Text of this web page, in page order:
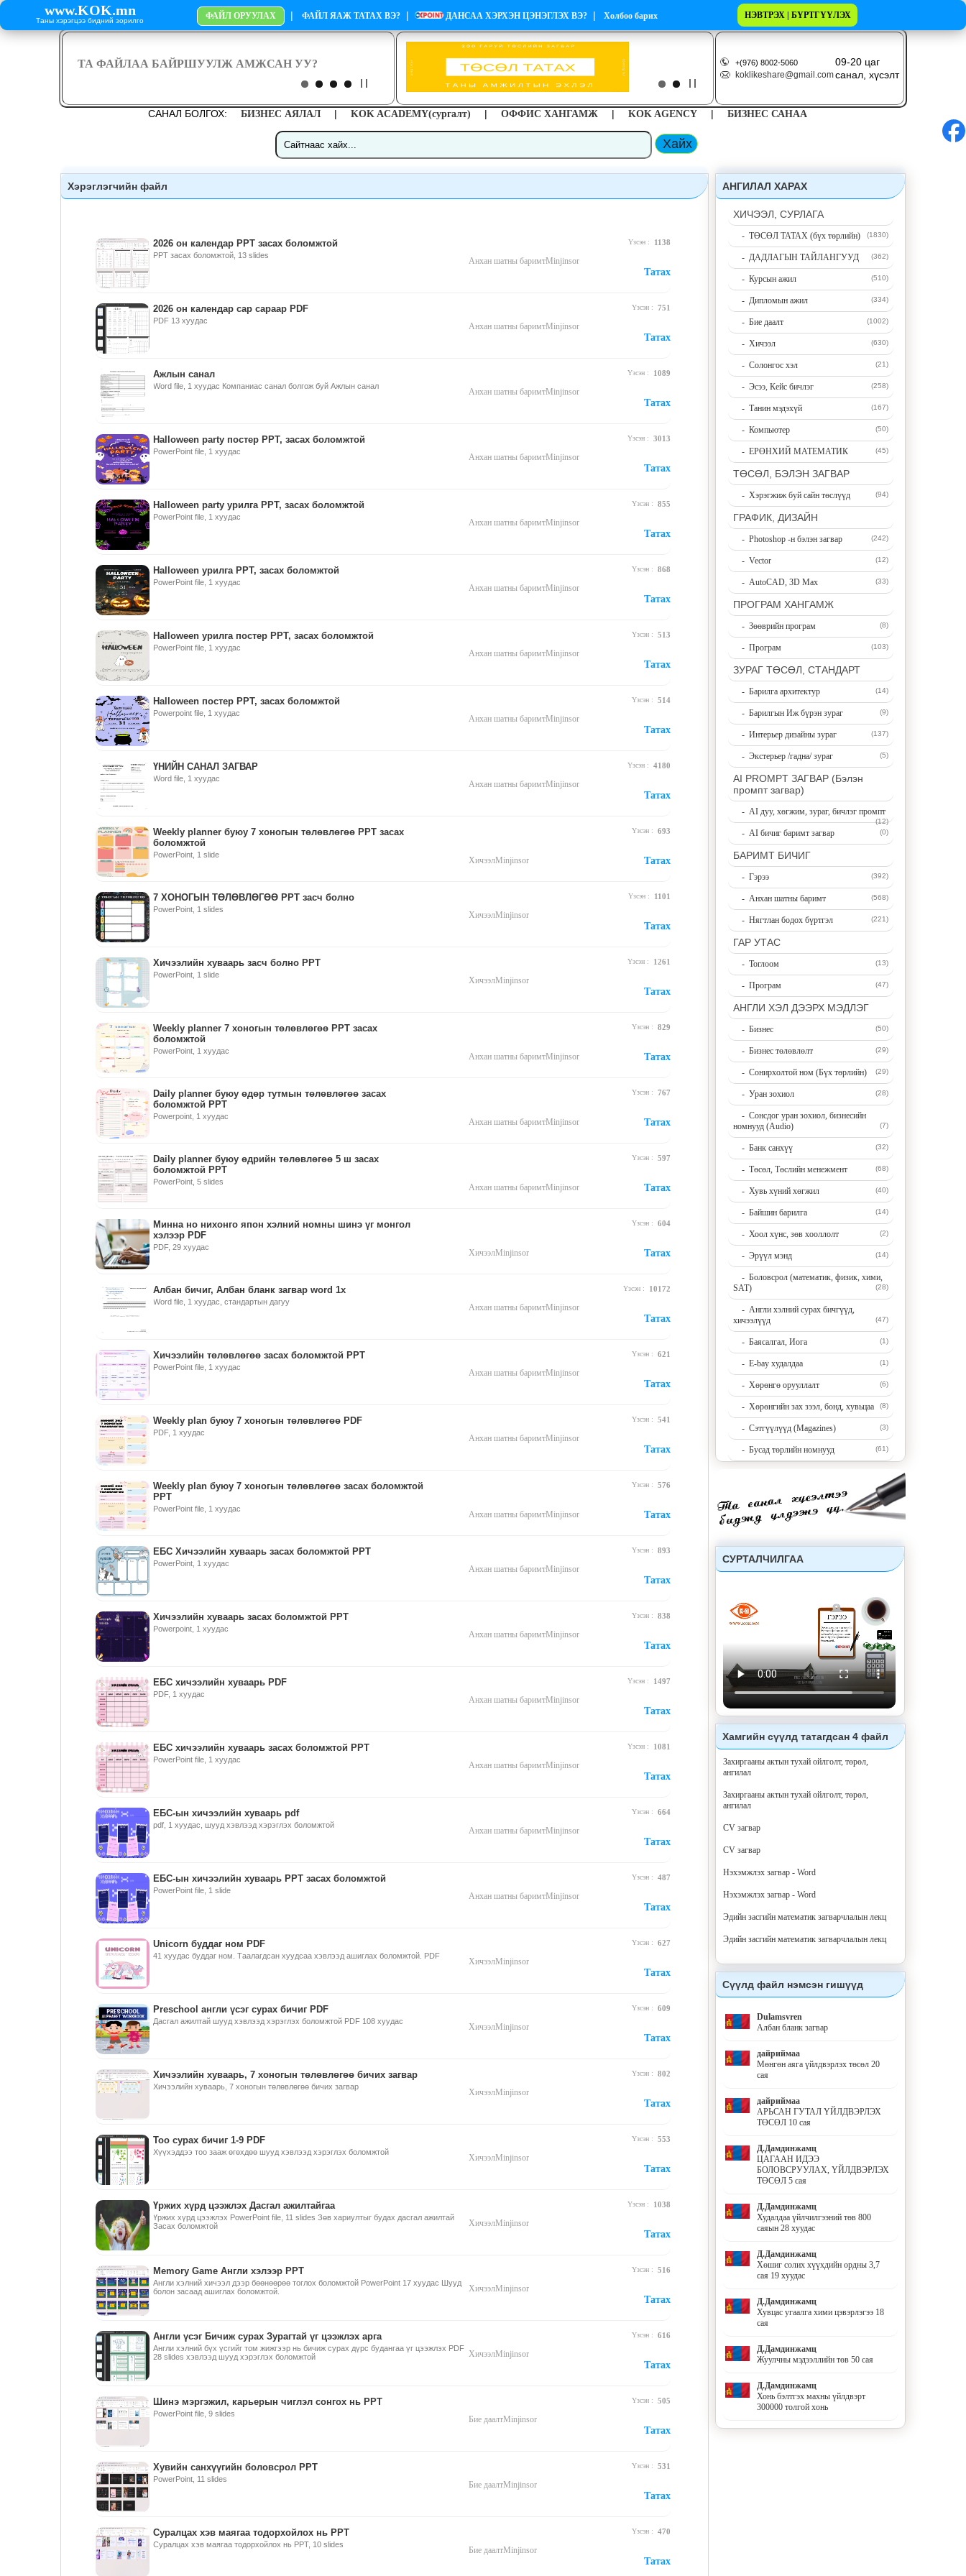
НЭВТРЭХ | БҮРТГҮҮЛЭХ
www.KOK.mn
Таны хэрэгцээ бидний зорилго ФАЙЛ ОРУУЛАХ | ФАЙЛ ЯАЖ ТАТАХ ВЭ?| ДАНСАА ХЭРХЭН ЦЭНЭГЛЭХ ВЭ?| Холбоо барих
+(976) 8002-5060 09-20 цаг
koklikeshare@gmail.comсанал, хүсэлт
САНАЛ БОЛГОХ: БИЗНЕС АЯЛАЛ | KOK ACADEMY(сургалт) | ОФФИС ХАНГАМЖ | KOK AGENCY | БИЗНЕС САНАА
Хэрэглэгчийн файл
2026 он календар PPT засах боломжтой Үзсэн :
1138
PPT засах боломжтой, 13 slides
Анхан шатны баримтMinjinsor
Татах
2026 он календар сар сараар PDF Үзсэн : 751
PDF 13 хуудас
Анхан шатны баримтMinjinsor
Татах
Ажлын санал Үзсэн :
1089
Word file, 1 хуудас Компаниас санал болгож буй Ажлын санал
Анхан шатны баримтMinjinsor
Татах
Halloween party постер PPT, засах боломжтой Үзсэн : 3013
PowerPoint file, 1 хуудас
Анхан шатны баримтMinjinsor
Татах
Halloween party урилга PPT, засах боломжтой Үзсэн : 855
PowerPoint file, 1 хуудас
Анхан шатны баримтMinjinsor
Татах
Halloween урилга PPT, засах боломжтой Үзсэн : 868
PowerPoint file, 1 хуудас
Анхан шатны баримтMinjinsor
Татах
Halloween урилга постер PPT, засах боломжтой Үзсэн : 513
PowerPoint file, 1 хуудас
Анхан шатны баримтMinjinsor
Татах
Halloween постер PPT, засах боломжтой Үзсэн : 514
Powerpoint file, 1 хуудас
Анхан шатны баримтMinjinsor
Татах
ҮНИЙН САНАЛ ЗАГВАР Үзсэн : 4180
Word file, 1 хуудас
Анхан шатны баримтMinjinsor
Татах
Weekly planner буюу 7 хоногын төлөвлөгөө PPT засах
боломжтой
Үзсэн : 693
PowerPoint, 1 slide
ХичээлMinjinsor Татах
7 ХОНОГЫН ТӨЛӨВЛӨГӨӨ PPT засч болно Үзсэн :
1101
PowerPoint, 1 slides
ХичээлMinjinsor
Татах
Хичээлийн хуваарь засч болно PPT Үзсэн :
1261
PowerPoint, 1 slide
ХичээлMinjinsor
Татах
Weekly planner 7 хоногын төлөвлөгөө PPT засах
боломжтой
Үзсэн : 829
PowerPoint, 1 хуудас
Анхан шатны баримтMinjinsor Татах
Daily planner буюу өдөр тутмын төлөвлөгөө засах
боломжтой PPT
Үзсэн : 767
Powerpoint, 1 хуудас
Анхан шатны баримтMinjinsor Татах
Daily planner буюу өдрийн төлөвлөгөө 5 ш засах
боломжтой PPT
Үзсэн : 597
PowerPoint, 5 slides
Анхан шатны баримтMinjinsor Татах
Минна но нихонго япон хэлний номны шинэ үг монгол
хэлээр PDF
Үзсэн : 604
PDF, 29 хуудас
ХичээлMinjinsor Татах
Албан бичиг, Албан бланк загвар word 1х Үзсэн :
10172
Word file, 1 хуудас, стандартын дагуу
Анхан шатны баримтMinjinsor
Татах
Хичээлийн төлөвлөгөө засах боломжтой PPT Үзсэн : 621
PowerPoint file, 1 хуудас
Анхан шатны баримтMinjinsor
Татах
Weekly plan буюу 7 хоногын төлөвлөгөө PDF Үзсэн : 541
PDF, 1 хуудас
Анхан шатны баримтMinjinsor
Татах
Weekly plan буюу 7 хоногын төлөвлөгөө засах боломжтой
PPT
Үзсэн : 576
PowerPoint file, 1 хуудас
Анхан шатны баримтMinjinsor Татах
ЕБС Хичээлийн хуваарь засах боломжтой PPT Үзсэн : 893
PowerPoint, 1 хуудас
Анхан шатны баримтMinjinsor
Татах
Хичээлийн хуваарь засах боломжтой PPT Үзсэн : 838
Powerpoint, 1 хуудас
Анхан шатны баримтMinjinsor
Татах
ЕБС хичээлийн хуваарь PDF Үзсэн :
1497
PDF, 1 хуудас
Анхан шатны баримтMinjinsor
Татах
ЕБС хичээлийн хуваарь засах боломжтой PPT Үзсэн :
1081
PowerPoint file, 1 хуудас
Анхан шатны баримтMinjinsor
Татах
ЕБС-ын хичээлийн хуваарь pdf Үзсэн : 664
pdf, 1 хуудас, шууд хэвлээд хэрэглэх боломжтой
Анхан шатны баримтMinjinsor
Татах
ЕБС-ын хичээлийн хуваарь PPT засах боломжтой Үзсэн : 487
PowerPoint file, 1 slide
Анхан шатны баримтMinjinsor
Татах
Unicorn буддаг ном PDF Үзсэн : 627
41 хуудас буддаг ном. Таалагдсан хуудсаа хэвлээд ашиглах боломжтой. PDF
ХичээлMinjinsor
Татах
Preschool англи үсэг сурах бичиг PDF Үзсэн : 609
Дасгал ажилтай шууд хэвлээд хэрэглэх боломжтой PDF 108 хуудас
ХичээлMinjinsor
Татах
Хичээлийн хуваарь, 7 хоногын төлөвлөгөө бичих загвар Үзсэн : 802
Хичээлийн хуваарь, 7 хоногын төлөвлөгөө бичих загвар
ХичээлMinjinsor
Татах
Тоо сурах бичиг 1-9 PDF Үзсэн : 553
Хүүхэддээ тоо зааж өгөхдөө шууд хэвлээд хэрэглэх боломжтой
ХичээлMinjinsor
Татах
Үржих хүрд цээжлэх Дасгал ажилтайгаа Үзсэн :
1038
Үржих хүрд цээжлэх PowerPoint file, 11 slides Зөв хариултыг будах дасгал ажилтай
Засах боломжтой
ХичээлMinjinsor
Татах
Memory Game Англи хэлээр PPT Үзсэн : 516
Англи хэлний хичээл дээр бөөнөөрөө тоглох боломжтой PowerPoint 17 хуудас Шууд
болон засаад ашиглах боломжтой.
ХичээлMinjinsor
Татах
Англи үсэг Бичиж сурах Зурагтай үг цээжлэх арга Үзсэн : 616
Англи хэлний бүх үсгийг том жижгээр нь бичиж сурах дүрс будангаа үг цээжлэх PDF
28 slides хэвлээд шууд хэрэглэх боломжтой
ХичээлMinjinsor
Татах
Шинэ мэргэжил, карьерын чиглэл сонгох нь PPT Үзсэн : 505
PowerPoint file, 9 slides
Бие даалтMinjinsor
Татах
Хувийн санхүүгийн боловсрол PPT Үзсэн : 531
PowerPoint, 11 slides
Бие даалтMinjinsor
Татах
Суралцах хэв маягаа тодорхойлох нь PPT Үзсэн : 470
Суралцах хэв маягаа тодорхойлох нь PPT, 10 slides
Бие даалтMinjinsor
Татах
АНГИЛАЛ ХАРАХ
ХИЧЭЭЛ, СУРЛАГА
- ТӨСӨЛ ТАТАХ (бүх төрлийн) (1830)
- ДАДЛАГЫН ТАЙЛАНГУУД (362)
- Курсын ажил (510)
- Дипломын ажил (334)
- Бие даалт (1002)
- Хичээл (630)
- Солонгос хэл (21)
- Эсээ, Кейс бичлэг (258)
- Танин мэдэхүй (167)
- Компьютер (50)
- ЕРӨНХИЙ МАТЕМАТИК (45)
ТӨСӨЛ, БЭЛЭН ЗАГВАР
- Хэрэгжиж буй сайн төслүүд (94)
ГРАФИК, ДИЗАЙН
- Photoshop -н бэлэн загвар (242)
- Vector (12)
- AutoCAD, 3D Max (33)
ПРОГРАМ ХАНГАМЖ
- Зөөврийн програм (8)
- Програм (103)
ЗУРАГ ТӨСӨЛ, СТАНДАРТ
- Барилга архитектур (14)
- Барилгын Иж бүрэн зураг (9)
- Интерьер дизайны зураг (137)
- Экстерьер /гадна/ зураг (5)
AI PROMPT ЗАГВАР (Бэлэн
промпт загвар)
- AI дуу, хөгжим, зураг, бичлэг промпт
(12)
- AI бичиг баримт загвар (0)
БАРИМТ БИЧИГ
- Гэрээ (392)
- Анхан шатны баримт (568)
- Нягтлан бодох бүртгэл (221)
ГАР УТАС
- Тоглоом (13)
- Програм (47)
АНГЛИ ХЭЛ ДЭЭРХ МЭДЛЭГ
- Бизнес (50)
- Бизнес төлөвлөлт (29)
- Сонирхолтой ном (Бүх төрлийн) (29)
- Уран зохиол (28)
- Сонсдог уран зохиол, бизнесийн
номнууд (Audio)
(7)
- Банк санхүү (32)
- Төсөл, Төслийн менежмент (68)
- Хувь хүний хөгжил (40)
- Байшин барилга (14)
- Хоол хүнс, зөв хооллолт (2)
- Эрүүл мэнд (14)
- Боловсрол (математик, физик, хими,
SAT)
(28)
- Англи хэлний сурах бичгүүд,
хичээлүүд
(47)
- Баясалгал, Иога (1)
- E-bay худалдаа (1)
- Хөрөнгө орууллалт (6)
- Хөрөнгийн зах зээл, бонд, хувьцаа (8)
- Сэтгүүлүүд (Magazines) (3)
- Бусад төрлийн номнууд (61)
СУРТАЛЧИЛГАА
Хамгийн сүүлд татагдсан 4 файл
Захиргааны актын тухай ойлголт, төрөл,
ангилал
Захиргааны актын тухай ойлголт, төрөл,
ангилал
CV загвар
CV загвар
Нэхэмжлэх загвар - Word
Нэхэмжлэх загвар - Word
Эдийн засгийн математик загварчлалын лекц
Эдийн засгийн математик загварчлалын лекц
Сүүлд файл нэмсэн гишүүд
Dulamsvren
Албан бланк загвар
дайриймаа
Мөнгөн аяга үйлдвэрлэх төсөл 20
сая
дайриймаа
АРЬСАН ГУТАЛ ҮЙЛДВЭРЛЭХ
ТӨСӨЛ 10 сая
Д.Дамдинжамц
ЦАГААН ИДЭЭ
БОЛОВСРУУЛАХ, ҮЙЛДВЭРЛЭХ
ТӨСӨЛ 5 сая
Д.Дамдинжамц
Худалдаа үйлчилгээний төв 800
саяын 28 хуудас
Д.Дамдинжамц
Хөшиг солих хүүхдийн ордны 3,7
сая 19 хуудас
Д.Дамдинжамц
Хувцас угаалга хими цэвэрлэгээ 18
сая
Д.Дамдинжамц
Жуулчны мэдээллийн төв 50 сая
Д.Дамдинжамц
Хонь бэлтгэх махны үйлдвэрт
300000 толгой хонь